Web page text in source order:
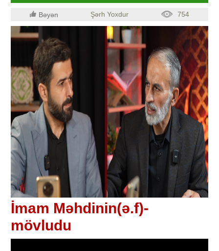
Bəyən Şərh Yoxdur 754
İmam Məhdinin(ə.f)-
mövludu